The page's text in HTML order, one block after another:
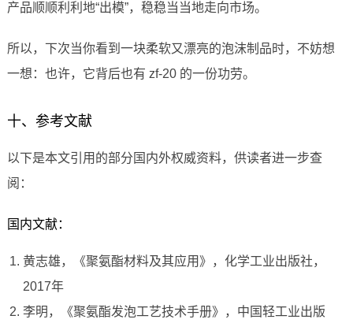
产品顺顺利利地“出模”，稳稳当当地走向市场。
所以，下次当你看到一块柔软又漂亮的泡沫制品时，不妨想
一想：也许，它背后也有 zf-20 的一份功劳。
十、参考文献
以下是本文引用的部分国内外权威资料，供读者进一步查
阅：
国内文献：
黄志雄，《聚氨酯材料及其应用》，化学工业出版社，
2017年
李明，《聚氨酯发泡工艺技术手册》，中国轻工业出版